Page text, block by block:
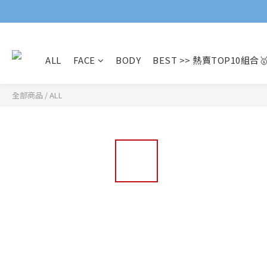
ALL FACE BODY BEST >> 熱賣TOP10組合
全部商品 /ALL